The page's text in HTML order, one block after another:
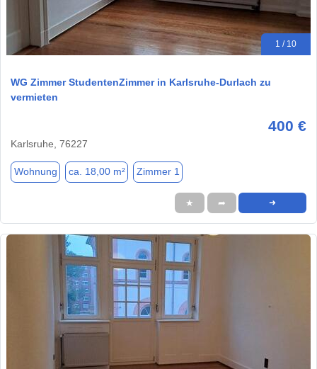
1 / 10
WG Zimmer StudentenZimmer in Karlsruhe-Durlach zu
vermieten
400 €
Karlsruhe, 76227
Wohnung ca. 18,00 m² Zimmer 1
★ ➦ ➜